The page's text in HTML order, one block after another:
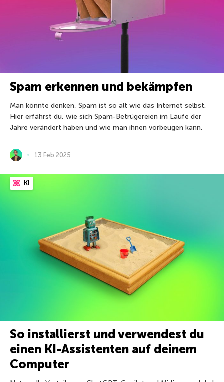
Spam erkennen und bekämpfen
Man könnte denken, Spam ist so alt wie das Internet selbst.
Hier erfährst du, wie sich Spam-Betrügereien im Laufe der
Jahre verändert haben und wie man ihnen vorbeugen kann.
13 Feb 2025
KI
So installierst und verwendest du
einen KI-Assistenten auf deinem
Computer